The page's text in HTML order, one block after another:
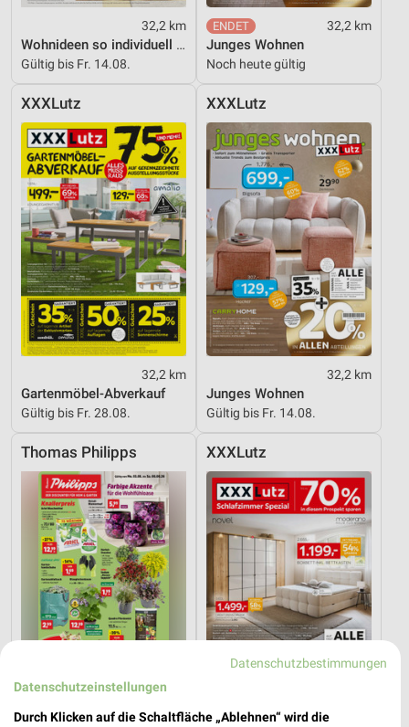
32,2 km
Wohnideen so individuell wie du!
Gültig bis Fr. 14.08.
32,2 km
Junges Wohnen
Noch heute gültig
XXXLutz
32,2 km
Gartenmöbel-Abverkauf
Gültig bis Fr. 28.08.
XXXLutz
32,2 km
Junges Wohnen
Gültig bis Fr. 14.08.
Thomas Philipps
10,7 km
XXXLutz
32,2 km
Datenschutzbestimmungen
Datenschutzeinstellungen
Durch Klicken auf die Schaltfläche „Ablehnen“ wird die